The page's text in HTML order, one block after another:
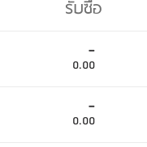
รับซื้อ
-
0.00
-
0.00